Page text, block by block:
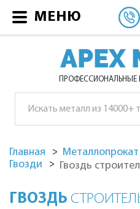
APEX
ПРОФЕССИОНАЛЬНЫЕ
Главная Металлопрокат
Гвозди
Гвоздь
ГВОЗДЬ
МЕНЮ